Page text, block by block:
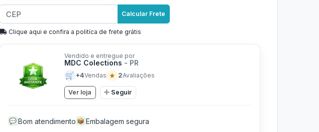
Calcular Frete
Clique aqui e confira a politíca de frete grátis
Vendido e entregue por
MDC Colections - PR
🛒 +4Vendas ★ 2Avaliações
Ver loja Seguir
💬 Bom atendimento 📦 Embalagem segura